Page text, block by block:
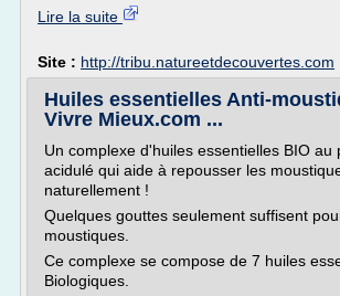
Lire la suite
Site : http://tribu.natureetdecouvertes.com
Huiles essentielles Anti-
Vivre Mieux.com ...
Un complexe d'huiles essentielles BIO au
acidulé qui aide à repousser les
naturellement !
Quelques gouttes seulement suffisent
moustiques.
Ce complexe se compose de 7 huiles
Biologiques.